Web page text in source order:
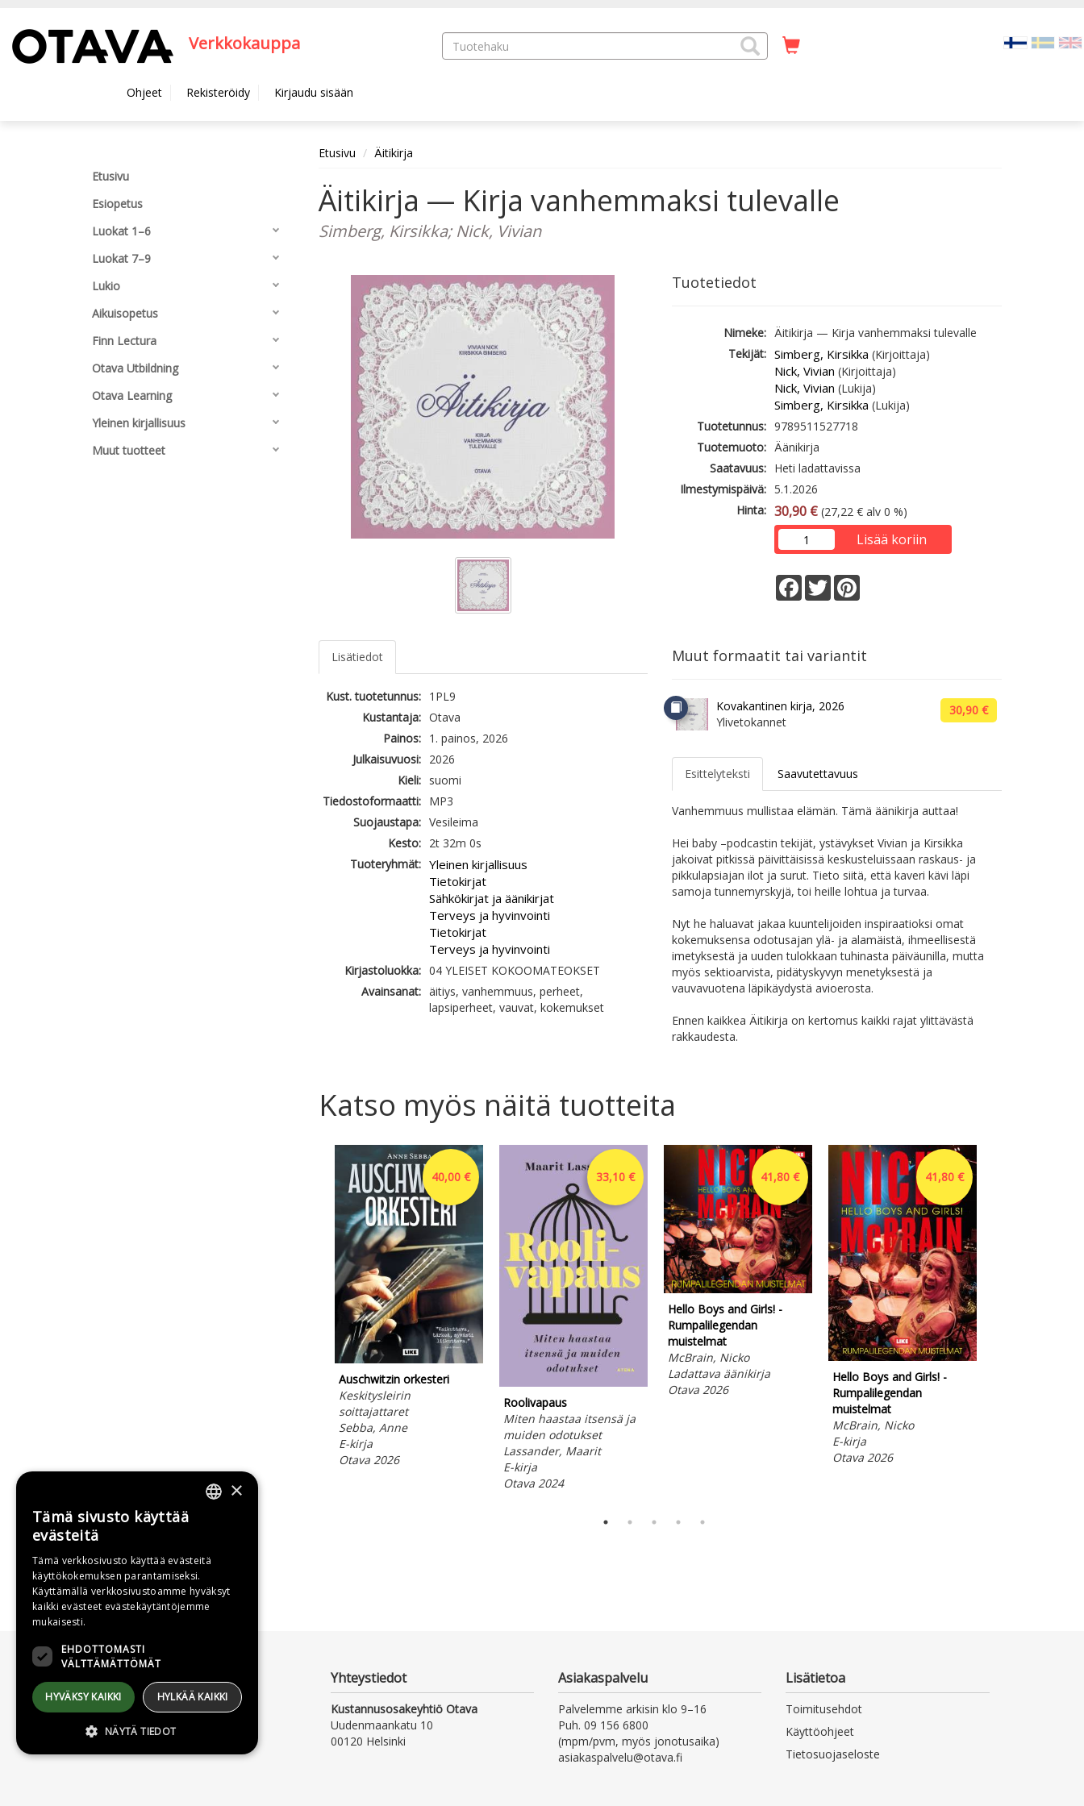
Verkkokauppa
Ohjeet Rekisteröidy Kirjaudu sisään
Etusivu
Esiopetus
Luokat 1–6
Luokat 7–9
Lukio
Aikuisopetus
Finn Lectura
Otava Utbildning
Otava Learning
Yleinen kirjallisuus
Muut tuotteet
Etusivu Äitikirja
Äitikirja — Kirja vanhemmaksi tulevalle
Simberg, Kirsikka; Nick, Vivian
Tuotetiedot
Nimeke: Äitikirja — Kirja vanhemmaksi tulevalle
Tekijät: Simberg, Kirsikka (Kirjoittaja)
Nick, Vivian (Kirjoittaja)
Nick, Vivian (Lukija)
Simberg, Kirsikka (Lukija)
Tuotetunnus: 9789511527718
Tuotemuoto: Äänikirja
Saatavuus: Heti ladattavissa
Ilmestymispäivä: 5.1.2026
Hinta: 30,90 € (27,22 € alv 0 %)
Lisää koriin
Facebook
Twitter
Lisätiedot
Kust. tuotetunnus:
1PL9
Kustantaja: Otava
Painos:
1. painos, 2026
Julkaisuvuosi:
2026
Kieli:
suomi
Tiedostoformaatti:
MP3
Suojaustapa: Vesileima
Kesto:
2t 32m 0s
Tuoteryhmät: Yleinen kirjallisuus
Tietokirjat
Sähkökirjat ja äänikirjat
Terveys ja hyvinvointi
Tietokirjat
Terveys ja hyvinvointi
Kirjastoluokka: 04 YLEISET KOKOOMATEOKSET
Avainsanat: äitiys, vanhemmuus, perheet,
lapsiperheet, vauvat, kokemukset
Muut formaatit tai variantit
Kovakantinen kirja, 2026
Ylivetokannet
30,90 €
Esittelyteksti Saavutettavuus
Vanhemmuus mullistaa elämän. Tämä äänikirja auttaa!
Hei baby –podcastin tekijät, ystävykset Vivian ja Kirsikka
jakoivat pitkissä päivittäisissä keskusteluissaan raskaus- ja
pikkulapsiajan ilot ja surut. Tieto siitä, että kaveri kävi läpi
samoja tunnemyrskyjä, toi heille lohtua ja turvaa.
Nyt he haluavat jakaa kuuntelijoiden inspiraatioksi omat
kokemuksensa odotusajan ylä- ja alamäistä, ihmeellisestä
imetyksestä ja uuden tulokkaan tuhinasta päiväunilla, mutta
myös sektioarvista, pidätyskyvyn menetyksestä ja
vauvavuotena läpikäydystä avioerosta.
Ennen kaikkea Äitikirja on kertomus kaikki rajat ylittävästä
rakkaudesta.
Katso myös näitä tuotteita
40,00 €
Auschwitzin orkesteri
Keskitysleirin
soittajattaret
Sebba, Anne
E-kirja
Otava 2026
33,10 €
Roolivapaus
Miten haastaa itsensä ja
muiden odotukset
Lassander, Maarit
E-kirja
Otava 2024
41,80 €
Hello Boys and Girls! -
Rumpalilegendan
muistelmat
McBrain, Nicko
Ladattava äänikirja
Otava 2026
41,80 €
Hello Boys and Girls! -
Rumpalilegendan
muistelmat
McBrain, Nicko
E-kirja
Otava 2026
Yhteystiedot
Kustannusosakeyhtiö Otava
Uudenmaankatu 10
00120 Helsinki
Asiakaspalvelu
Palvelemme arkisin klo 9–16
Puh. 09 156 6800
(mpm/pvm, myös jonotusaika)
asiakaspalvelu@otava.fi
Lisätietoa
Toimitusehdot
Käyttöohjeet
Tietosuojaseloste
×
Tämä sivusto käyttää
evästeitä
Tämä verkkosivusto käyttää evästeitä
käyttökokemuksen parantamiseksi.
Käyttämällä verkkosivustoamme hyväksyt
kaikki evästeet evästekäytäntöjemme
mukaisesti.
EHDOTTOMASTI
VÄLTTÄMÄTTÖMÄT
HYVÄKSY KAIKKI HYLKÄÄ KAIKKI
NÄYTÄ TIEDOT